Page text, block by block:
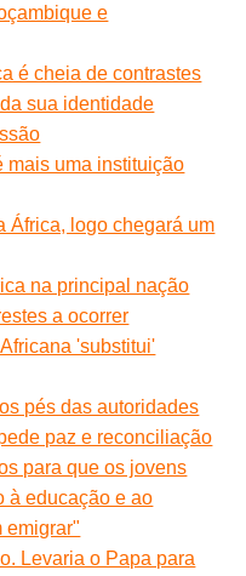
e
é cheia de contrastes
sua identidade
mais uma instituição
África, logo chegará um
na principal nação
a ocorrer
'substitui'
pés das autoridades
paz e reconciliação
para que os jovens
à educação e ao
emigrar"
Levaria o Papa para